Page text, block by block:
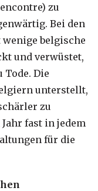
zu
Bei den
belgische
und verwüstet,
Die
unterstellt,
zu
fast in jedem
für die